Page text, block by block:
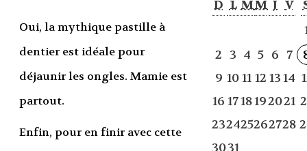
Oui, la mythique pastille à
dentier est idéale pour
déjaunir les ongles. Mamie est
partout.
Enfin, pour en finir avec cette
D L MM J V
2 3 4 5 6 7
9 1011 12 1314
16 1718192021
232425262728